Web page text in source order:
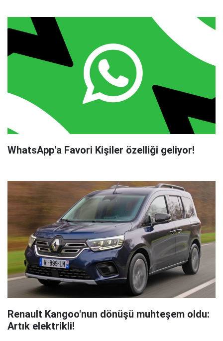
WhatsApp'a Favori Kişiler özelliği geliyor!
Renault Kangoo'nun dönüşü muhteşem oldu:
Artık elektrikli!